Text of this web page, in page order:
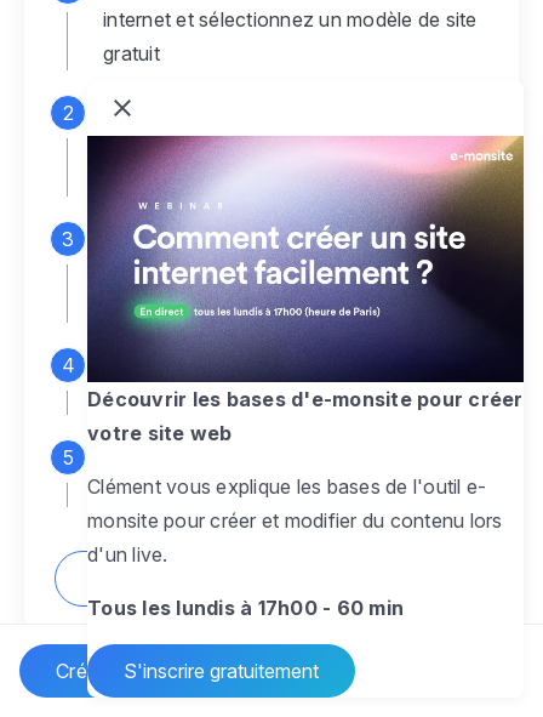
Créer un site Internet
internet et sélectionnez un modèle de site
gratuit
Connectez-vous
monsite gratuit pour accéder à votre
espace d'administration
Personnalisez entièrement le
designpour créer un site web sur-mesure,
à votre image
Ajoutez des pagessans limite pour
présenter votre activité, votre passion
pour rendre votre site dynamique
Découvrir les bases d'e-monsite pour créer
votre site web
Clément vous explique les bases de l'outil e-
monsite pour créer et modifier du contenu lors
d'un live.
Tous les lundis à 17h00 - 60 min
S'inscrire gratuitement